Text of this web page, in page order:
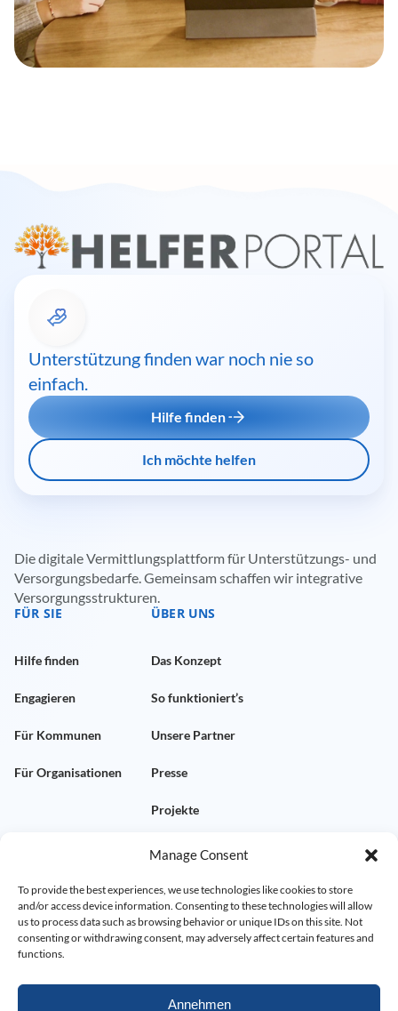
Manage Consent
To provide the best experiences, we use technologies like cookies to store
and/or access device information. Consenting to these technologies will allow
us to process data such as browsing behavior or unique IDs on this site. Not
consenting or withdrawing consent, may adversely affect certain features and
functions.
Annehmen
Unterstützung finden war noch nie so
einfach.
Hilfe finden
Ich möchte helfen
Die digitale Vermittlungsplattform für Unterstützungs- und
Versorgungsbedarfe. Gemeinsam schaffen wir integrative
Versorgungsstrukturen.
FÜR SIE
Hilfe finden
Engagieren
Für Kommunen
Für Organisationen
ÜBER UNS
Das Konzept
So funktioniert’s
Unsere Partner
Presse
Projekte
Kontakt aufnehmen
Demo vereinbaren
FAQ
RECHTLICHES
Impressum
Datenschutz
AGB